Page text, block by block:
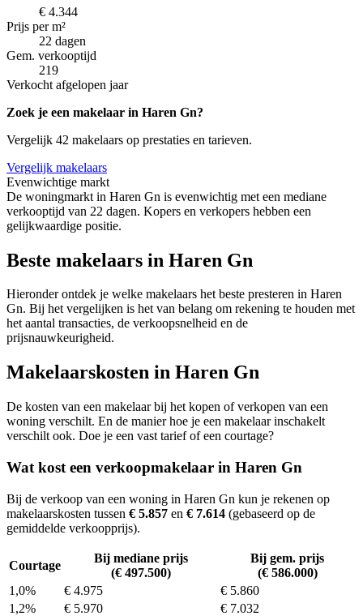
€ 4.344
Prijs per m²
22 dagen
Gem. verkooptijd
219
Verkocht afgelopen jaar
Zoek je een makelaar in Haren Gn?
Vergelijk 42 makelaars op prestaties en tarieven.
Vergelijk makelaars
Evenwichtige markt
De woningmarkt in Haren Gn is evenwichtig met een mediane
verkooptijd van 22 dagen. Kopers en verkopers hebben een
gelijkwaardige positie.
Beste makelaars in Haren Gn
Hieronder ontdek je welke makelaars het beste presteren in Haren
Gn. Bij het vergelijken is het van belang om rekening te houden met
het aantal transacties, de verkoopsnelheid en de
prijsnauwkeurigheid.
Makelaarskosten in Haren Gn
De kosten van een makelaar bij het kopen of verkopen van een
woning verschilt. En de manier hoe je een makelaar inschakelt
verschilt ook. Doe je een vast tarief of een courtage?
Wat kost een verkoopmakelaar in Haren Gn
Bij de verkoop van een woning in Haren Gn kun je rekenen op
makelaarskosten tussen € 5.857 en € 7.614 (gebaseerd op de
gemiddelde verkoopprijs).
Courtage
Bij mediane prijs
(€ 497.500)
Bij gem. prijs
(€ 586.000)
1,0%
€ 4.975
€ 5.860
1,2%
€ 5.970
€ 7.032